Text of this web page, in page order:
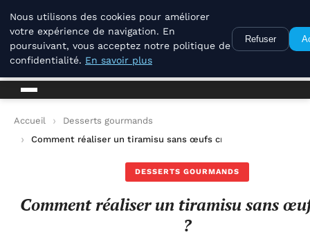
La Compagnie Des Terroirs
La Compagnie Des Terroirs
Accueil
Desserts gourmands
Comment réaliser un tiramisu sans œufs crus ?
DESSERTS GOURMANDS
Comment réaliser un tiramisu sans
?
Nous utilisons des cookies pour améliorer
votre expérience de navigation. En
poursuivant, vous acceptez notre politique de
confidentialité. En savoir plus
Refuser